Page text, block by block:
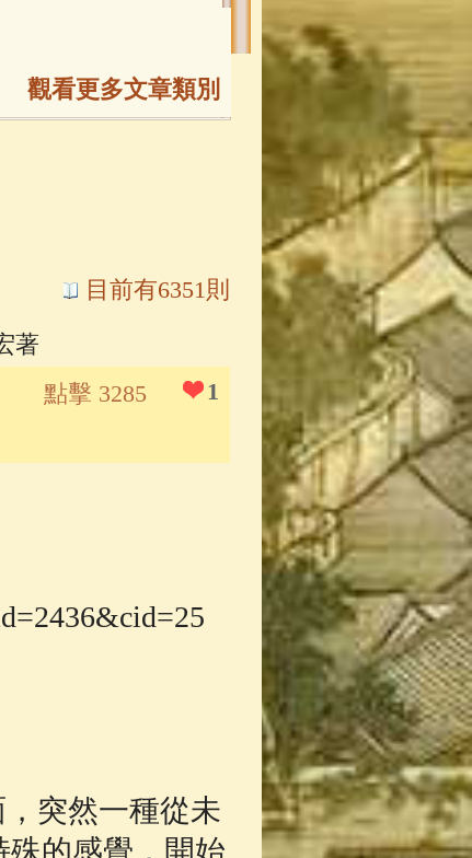
大悲咒(72)
觀看更多文章類別
目前有6351則
著
1
點擊 3285
突然一種從未
的感覺，開始